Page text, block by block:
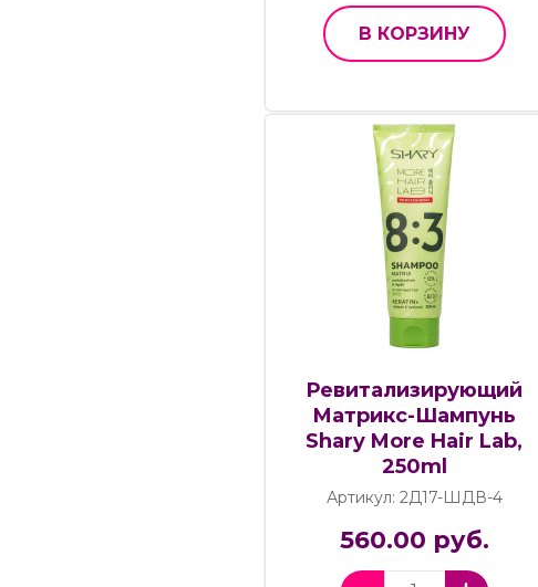
В КОРЗИНУ
Ревитализирующий
Матрикс-Шампунь
Shary More Hair Lab,
250ml
Артикул: 2Д17-ШДВ-4
560.00 руб.